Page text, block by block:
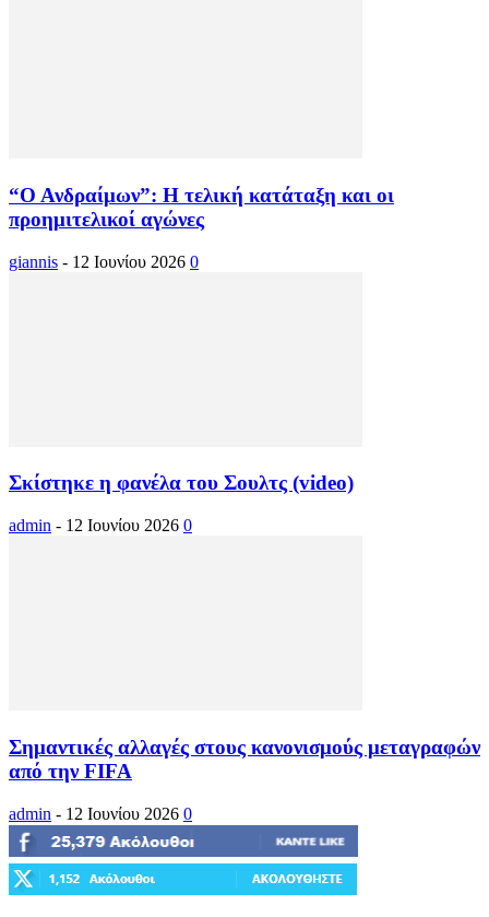
“Ο Ανδραίμων”: Η τελική κατάταξη και οι
προημιτελικοί αγώνες
giannis - 12 Ιουνίου 2026 0
Σκίστηκε η φανέλα του Σουλτς (video)
admin - 12 Ιουνίου 2026 0
Σημαντικές αλλαγές στους κανονισμούς μεταγραφών
από την FIFA
admin - 12 Ιουνίου 2026 0